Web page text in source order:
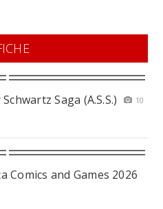
Saga (A.S.S.)
10
Comics and Games 2026